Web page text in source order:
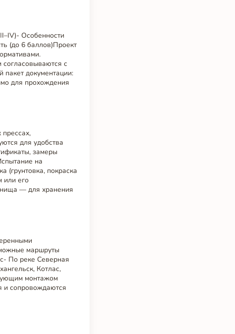
Особенности
(до 6 баллов)Проект
с
пакет документации:
для прохождения
для удобства
замеры
на
(грунтовка, покраска
или его
— для хранения
маршруты
По реке Северная
Котлас,
монтажом
и сопровождаются